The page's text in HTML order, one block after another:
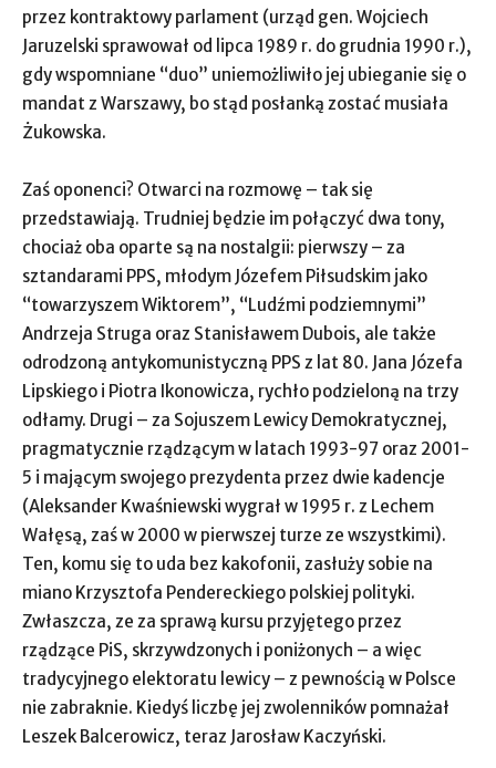
przez kontraktowy parlament (urząd gen. Wojciech
Jaruzelski sprawował od lipca 1989 r. do grudnia 1990 r.),
gdy wspomniane “duo” uniemożliwiło jej ubieganie się o
mandat z Warszawy, bo stąd posłanką zostać musiała
Żukowska.
Zaś oponenci? Otwarci na rozmowę – tak się
przedstawiają. Trudniej będzie im połączyć dwa tony,
chociaż oba oparte są na nostalgii: pierwszy – za
sztandarami PPS, młodym Józefem Piłsudskim jako
“towarzyszem Wiktorem”, “Ludźmi podziemnymi”
Andrzeja Struga oraz Stanisławem Dubois, ale także
odrodzoną antykomunistyczną PPS z lat 80. Jana Józefa
Lipskiego i Piotra Ikonowicza, rychło podzieloną na trzy
odłamy. Drugi – za Sojuszem Lewicy Demokratycznej,
pragmatycznie rządzącym w latach 1993-97 oraz 2001-
5 i mającym swojego prezydenta przez dwie kadencje
(Aleksander Kwaśniewski wygrał w 1995 r. z Lechem
Wałęsą, zaś w 2000 w pierwszej turze ze wszystkimi).
Ten, komu się to uda bez kakofonii, zasłuży sobie na
miano Krzysztofa Pendereckiego polskiej polityki.
Zwłaszcza, ze za sprawą kursu przyjętego przez
rządzące PiS, skrzywdzonych i poniżonych – a więc
tradycyjnego elektoratu lewicy – z pewnością w Polsce
nie zabraknie. Kiedyś liczbę jej zwolenników pomnażał
Leszek Balcerowicz, teraz Jarosław Kaczyński.